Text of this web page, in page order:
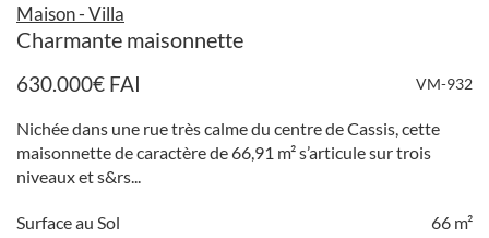
Maison - Villa
Charmante maisonnette
630.000€ FAI VM-932
Nichée dans une rue très calme du centre de Cassis, cette
maisonnette de caractère de 66,91 m² s’articule sur trois
niveaux et s&rs...
Surface au Sol 66 m²